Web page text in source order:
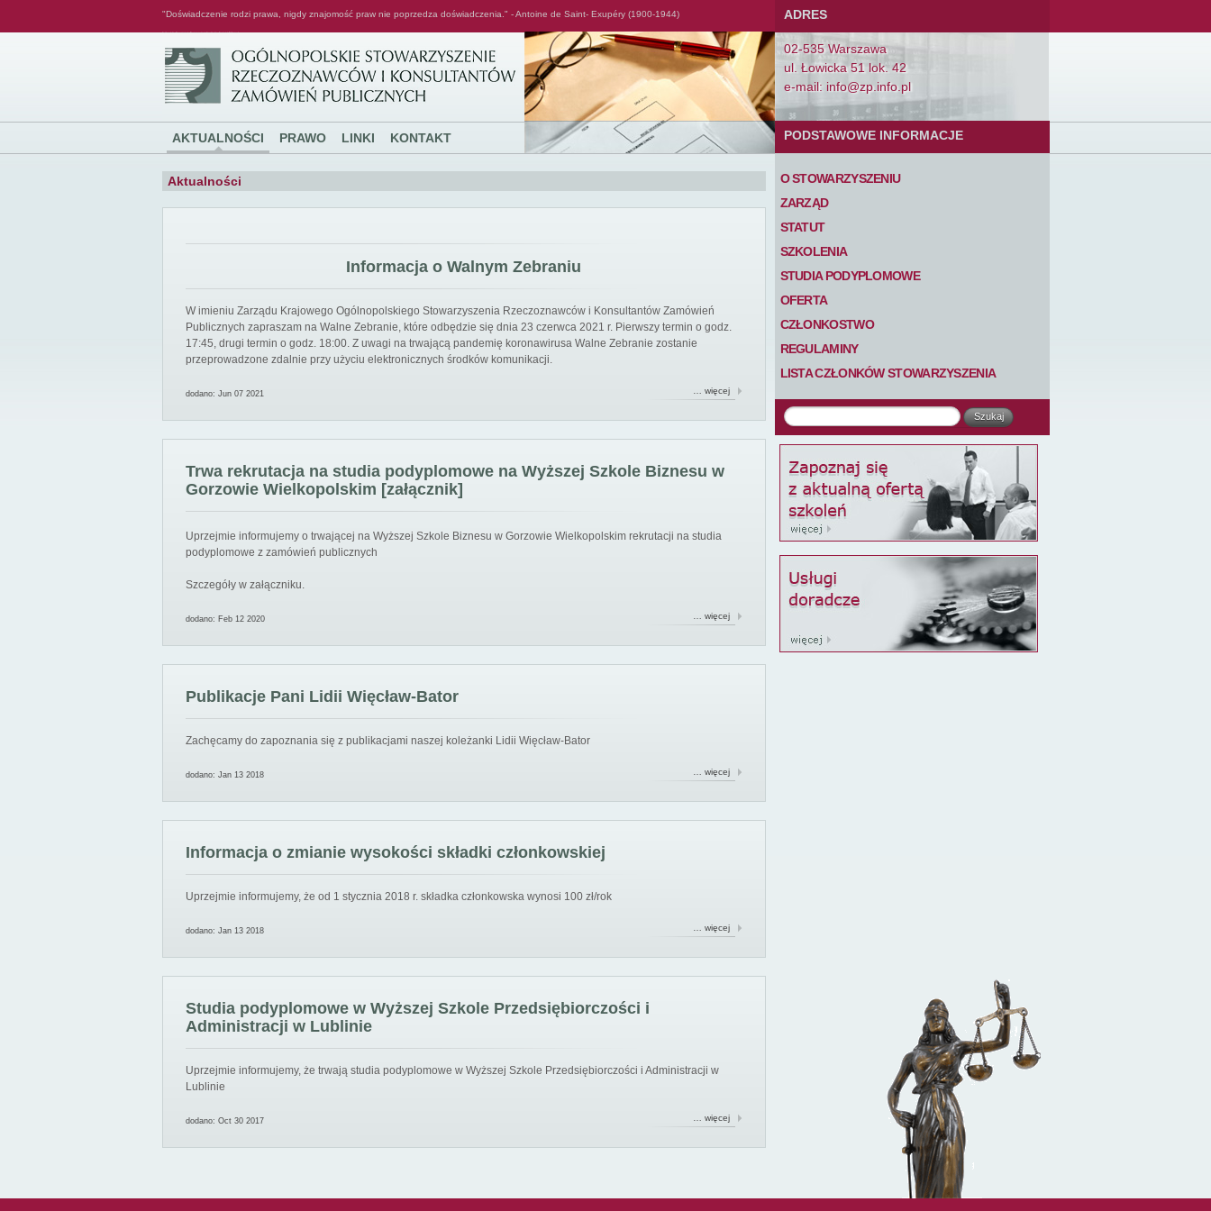
"Doświadczenie rodzi prawa, nigdy znajomość praw nie poprzedza doświadczenia." - Antoine de Saint- Exupéry (1900-1944)
AKTUALNOŚCI PRAWO LINKI KONTAKT
ADRES
02-535 Warszawa
ul. Łowicka 51 lok. 42
e-mail: info@zp.info.pl
PODSTAWOWE INFORMACJE
O STOWARZYSZENIU
ZARZĄD
STATUT
SZKOLENIA
STUDIA PODYPLOMOWE
OFERTA
CZŁONKOSTWO
REGULAMINY
LISTA CZŁONKÓW STOWARZYSZENIA
Aktualności
Informacja o Walnym Zebraniu
W imieniu Zarządu Krajowego Ogólnopolskiego Stowarzyszenia Rzeczoznawców i Konsultantów Zamówień
Publicznych zapraszam na Walne Zebranie, które odbędzie się dnia 23 czerwca 2021 r. Pierwszy termin o godz.
17:45, drugi termin o godz. 18:00. Z uwagi na trwającą pandemię koronawirusa Walne Zebranie zostanie
przeprowadzone zdalnie przy użyciu elektronicznych środków komunikacji.
dodano: Jun 07 2021 … więcej
Trwa rekrutacja na studia podyplomowe na Wyższej Szkole Biznesu w
Gorzowie Wielkopolskim [załącznik]
Uprzejmie informujemy o trwającej na Wyższej Szkole Biznesu w Gorzowie Wielkopolskim rekrutacji na studia
podyplomowe z zamówień publicznych
Szczegóły w załączniku.
dodano: Feb 12 2020 … więcej
Publikacje Pani Lidii Więcław-Bator
Zachęcamy do zapoznania się z publikacjami naszej koleżanki Lidii Więcław-Bator
dodano: Jan 13 2018 … więcej
Informacja o zmianie wysokości składki członkowskiej
Uprzejmie informujemy, że od 1 stycznia 2018 r. składka członkowska wynosi 100 zł/rok
dodano: Jan 13 2018 … więcej
Studia podyplomowe w Wyższej Szkole Przedsiębiorczości i
Administracji w Lublinie
Uprzejmie informujemy, że trwają studia podyplomowe w Wyższej Szkole Przedsiębiorczości i Administracji w
Lublinie
dodano: Oct 30 2017 … więcej